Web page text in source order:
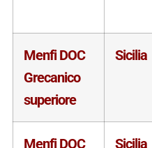
Menfi DOC
Grecanico
superiore
Sicilia
Menfi DOC
Sicilia